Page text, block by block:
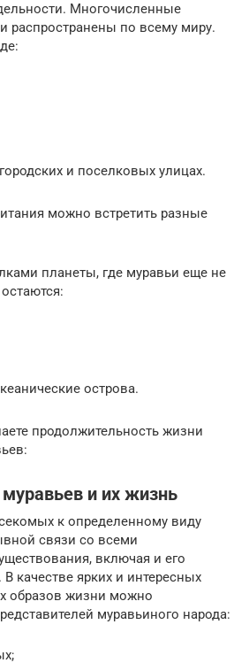
Многочисленные
распространены по всему миру.
и поселковых улицах.
можно встретить разные
планеты, где муравьи еще не
острова.
продолжительность жизни
и их жизнь
к определенному виду
связи со всеми
включая и его
качестве ярких и интересных
образов жизни можно
муравьиного народа: